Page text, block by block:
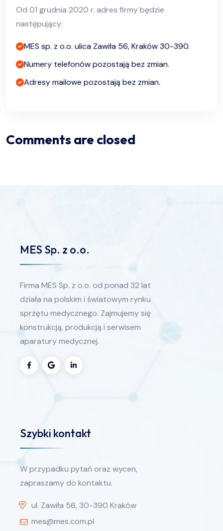
Od 01 grudnia 2020 r. adres firmy będzie
następujący:
MES sp. z o.o. ulica Zawiła 56, Kraków 30-390.
Numery telefonów pozostają bez zmian.
Adresy mailowe pozostają bez zmian.
Comments are closed
MES Sp. z o.o.
Firma MES Sp. z o.o. od ponad 32 lat
działa na polskim i światowym rynku
sprzętu medycznego. Zajmujemy się
konstrukcją, produkcją i serwisem
aparatury medycznej.
Szybki kontakt
W przypadku pytań oraz wycen,
zapraszamy do kontaktu.
ul. Zawiła 56, 30-390 Kraków
mes@mes.com.pl